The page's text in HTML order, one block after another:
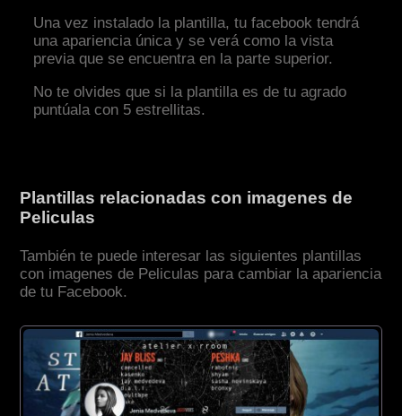
Una vez instalado la plantilla, tu facebook tendrá
una apariencia única y se verá como la vista
previa que se encuentra en la parte superior.
No te olvides que si la plantilla es de tu agrado
puntúala con 5 estrellitas.
Plantillas relacionadas con imagenes de
Peliculas
También te puede interesar las siguientes plantillas
con imagenes de Peliculas para cambiar la apariencia
de tu Facebook.